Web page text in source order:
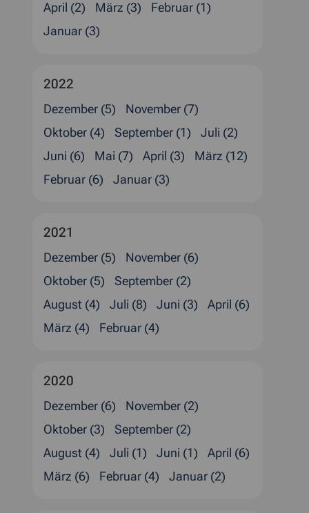
April (2)
März (3)
Februar (1)
Januar (3)
2022
Dezember (5)
November (7)
Oktober (4)
September (1)
Juli (2)
Juni (6)
Mai (7) April (3)
März (12)
Februar (6)
Januar (3)
2021
Dezember (5)
November (6)
Oktober (5)
September (2)
August (4)
Juli (8) Juni (3)
April (6)
März (4)
Februar (4)
2020
Dezember (6)
November (2)
Oktober (3)
September (2)
August (4)
Juli (1) Juni (1)
April (6)
März (6)
Februar (4) Januar (2)